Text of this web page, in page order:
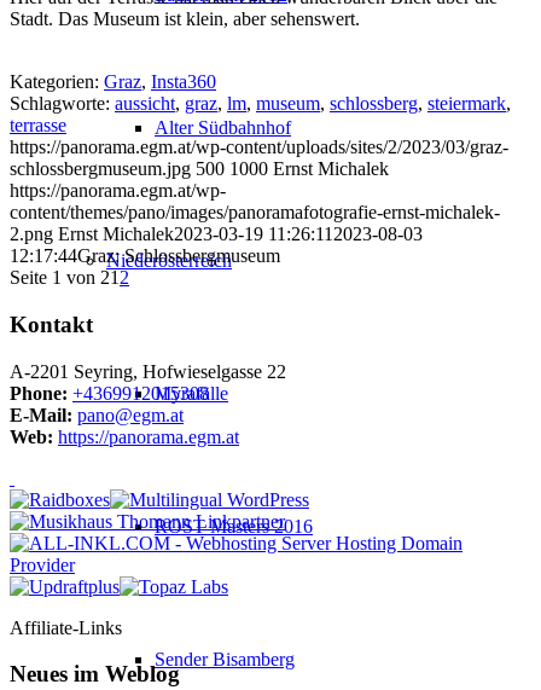
Alter Südbahnhof
Niederösterreich
Myrafälle
ROST Masters 2016
Sender Bisamberg
Stadt. Das Museum ist klein, aber sehenswert.
Kategorien: Graz, Insta360
Schlagworte: aussicht, graz, lm, museum, schlossberg, steiermark,
terrasse
https://panorama.egm.at/wp-content/uploads/sites/2/2023/03/graz-
schlossbergmuseum.jpg 500 1000 Ernst Michalek
https://panorama.egm.at/wp-
content/themes/pano/images/panoramafotografie-ernst-michalek-
2.png Ernst Michalek2023-03-19 11:26:11 2023-08-03
12:17:44Graz: Schlossbergmuseum
Seite 1 von 21 2
Kontakt
A-2201 Seyring, Hofwieselgasse 22
Phone: +4369912015308
E-Mail: pano@egm.at
Web: https://panorama.egm.at
Affiliate-Links
Neues im Weblog